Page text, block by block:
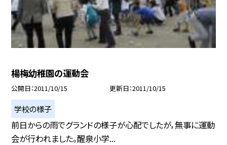
楊梅幼稚園の運動会
公開日 2011/10/15 更新日 2011/10/15
学校の様子
前日からの雨でグランドの様子が心配でしたが，無事に運動
会が行われました。醒泉小学...